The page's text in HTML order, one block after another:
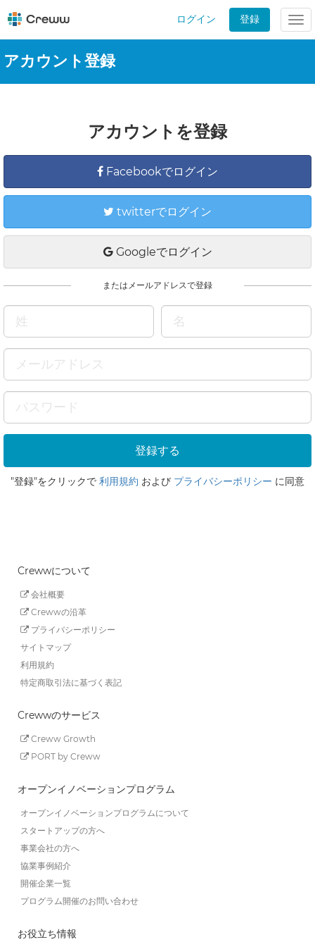
ログイン 登録
アカウント登録
アカウントを登録
Facebookでログイン
twitterでログイン
Googleでログイン
またはメールアドレスで登録
"登録"をクリックで 利用規約 および プライバシーポリシー に同意
Crewwについて
会社概要
Crewwの沿革
プライバシーポリシー
サイトマップ
利用規約
特定商取引法に基づく表記
Crewwのサービス
Creww Growth
PORT by Creww
オープンイノベーションプログラム
オープンイノベーションプログラムについて
スタートアップの方へ
事業会社の方へ
協業事例紹介
開催企業一覧
プログラム開催のお問い合わせ
お役立ち情報